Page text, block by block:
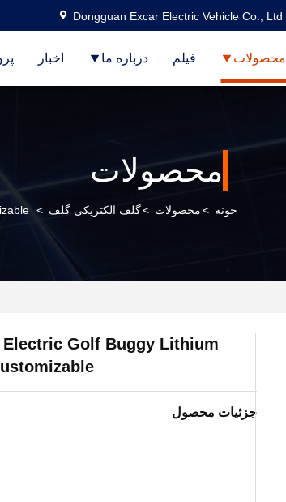
Dongguan Excar Electric Vehicle Co., Ltd
محصولات فیلم درباره ما اخبار
محصولات
خونه >محصولات >گلف الکتریکی گلف >
Electric Golf Buggy Lithium
جزئیات محصول